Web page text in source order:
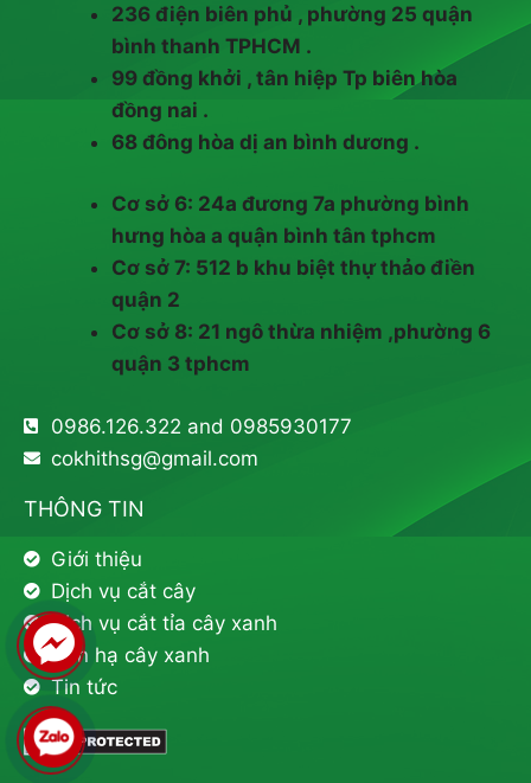
236 điện biên phủ , phường 25 quận
bình thanh TPHCM .
99 đồng khởi , tân hiệp Tp biên hòa
đồng nai .
68 đông hòa dị an bình dương .
Cơ sở 6: 24a đương 7a phường bình
hưng hòa a quận bình tân tphcm
Cơ sở 7: 512 b khu biệt thự thảo điền
quận 2
Cơ sở 8: 21 ngô thừa nhiệm ,phường 6
quận 3 tphcm
0986.126.322 and 0985930177
cokhithsg@gmail.com
THÔNG TIN
Giới thiệu
Dịch vụ cắt cây
Dịch vụ cắt tỉa cây xanh
Đốn hạ cây xanh
Tin tức